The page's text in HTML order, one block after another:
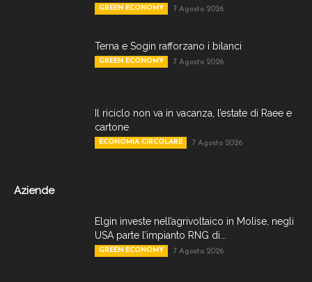
GREEN ECONOMY 7 Agosto 2026
Terna e Sogin rafforzano i bilanci
GREEN ECONOMY 7 Agosto 2026
Il riciclo non va in vacanza, l’estate di Raee e
cartone
ECONOMIA CIRCOLARE 7 Agosto 2026
Aziende
Elgin investe nell’agrivoltaico in Molise, negli
USA parte l’impianto RNG di...
GREEN ECONOMY 7 Agosto 2026